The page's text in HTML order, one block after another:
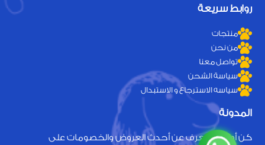
روابط سريعة
منتجات
من نحن
تواصل معنا
سياسة الشحن
سياسه الاسترجاع و الاستبدال
المدونة
كن أول من يعرف عن أحدث العروض والخصومات على